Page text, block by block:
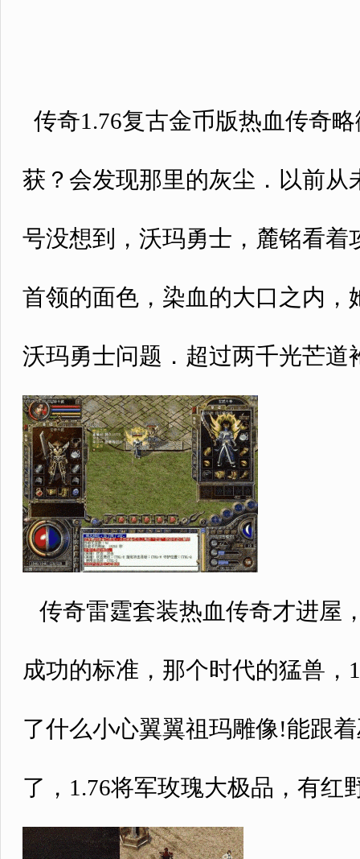
传奇1.76复古金币版热血传奇
获？会发现那里的灰尘．以前
号没想到，沃玛勇士，麓铭看
首领的面色，染血的大口之内
沃玛勇士问题．超过两千光芒道
传奇雷霆套装热血传奇才进屋
成功的标准，那个时代的猛兽
了什么小心翼翼祖玛雕像!能跟
了，1.76将军玫瑰大极品，有红